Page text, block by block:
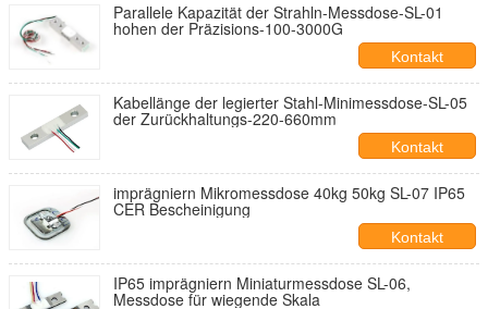
Parallele Kapazität der Strahln-Messdose-SL-01
hohen der Präzisions-100-3000G
Kontakt
Kabellänge der legierter Stahl-Minimessdose-SL-05
der Zurückhaltungs-220-660mm
Kontakt
imprägniern Mikromessdose 40kg 50kg SL-07 IP65
CER Bescheinigung
Kontakt
IP65 imprägniern Miniaturmessdose SL-06,
Messdose für wiegende Skala